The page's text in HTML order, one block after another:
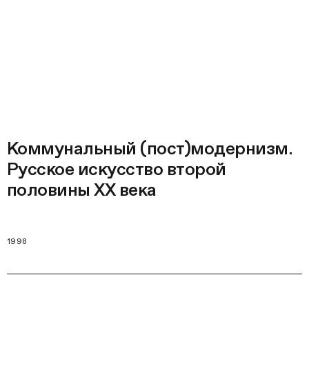
Коммунальный (пост)модернизм.
Русское искусство второй
половины ХХ века
1998